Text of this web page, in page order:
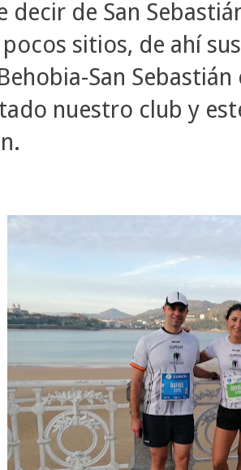
decir de San
sitios, de ahí
San
nuestro club y